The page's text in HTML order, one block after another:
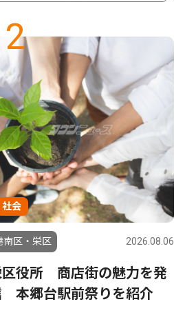
2
社会
南区・栄区 2026.08.06
区役所 商店街の魅力を発
本郷台駅前祭りを紹介